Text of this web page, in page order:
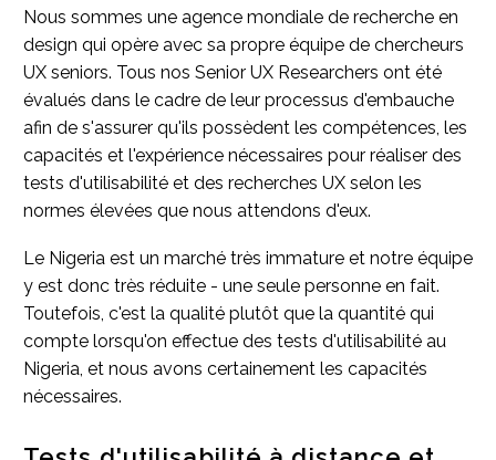
Nous sommes une agence mondiale de recherche en
design qui opère avec sa propre équipe de chercheurs
UX seniors. Tous nos Senior UX Researchers ont été
évalués dans le cadre de leur processus d'embauche
afin de s'assurer qu'ils possèdent les compétences, les
capacités et l'expérience nécessaires pour réaliser des
tests d'utilisabilité et des recherches UX selon les
normes élevées que nous attendons d'eux.
Le Nigeria est un marché très immature et notre équipe
y est donc très réduite - une seule personne en fait.
Toutefois, c'est la qualité plutôt que la quantité qui
compte lorsqu'on effectue des tests d'utilisabilité au
Nigeria, et nous avons certainement les capacités
nécessaires.